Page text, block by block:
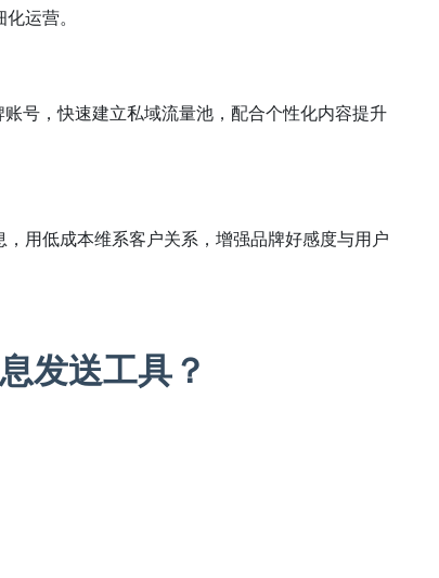
运营。
号，快速建立私域流量池，配合个性化内容提升
用低成本维系客户关系，增强品牌好感度与用户
发送工具？